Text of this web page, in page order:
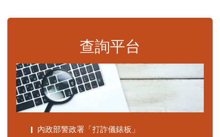
查詢平台
內政部警政署「打詐儀錶板」